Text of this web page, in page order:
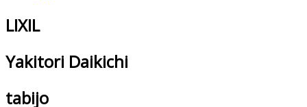
LIXIL
Yakitori Daikichi
tabijo